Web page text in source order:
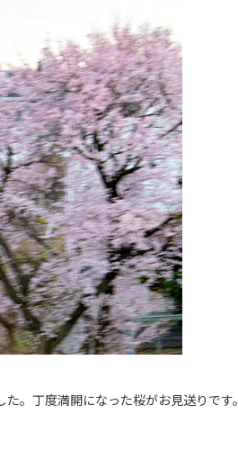
。丁度満開になった桜がお見送りです。